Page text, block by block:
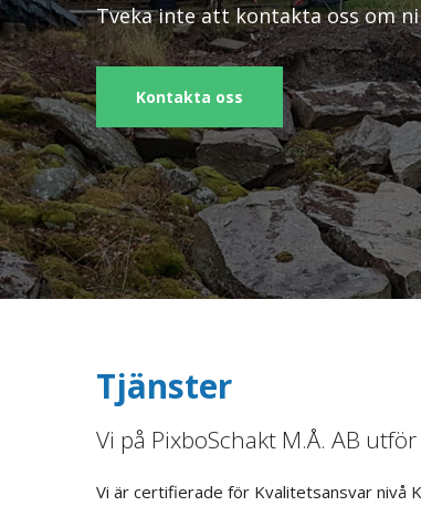
Tveka inte att kontakta oss om
Kontakta oss
Tjänster
Vi på PixboSchakt M.Å. AB
Vi är certifierade för Kvalitetsansvar nivå